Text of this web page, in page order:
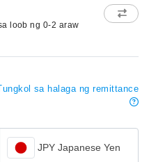
loob ng 0-2 araw
sa halaga ng remittance
JPY Japanese Yen